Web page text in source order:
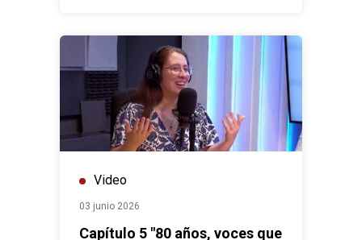
Video
03 junio 2026
Capítulo 5 "80 años, voces que